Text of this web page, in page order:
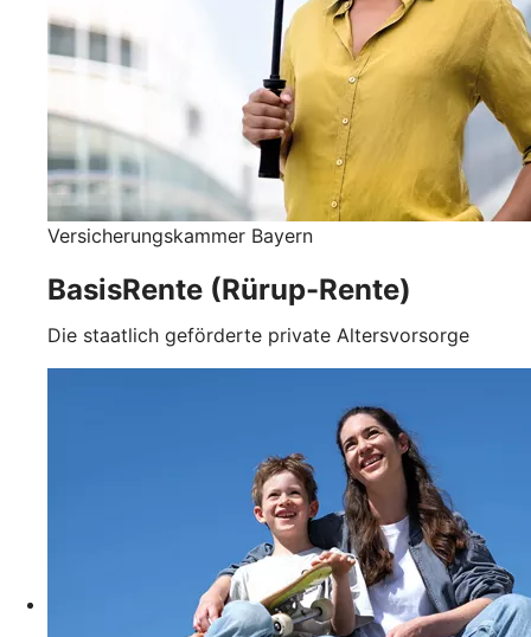
Versicherungskammer Bayern
BasisRente (Rürup-Rente)
Die staatlich geförderte private Altersvorsorge